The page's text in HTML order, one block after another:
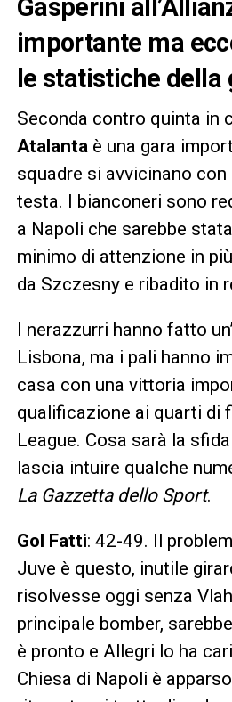
Gasperini
importante ma
le statistiche della
Seconda contro quinta in
Atalanta è una gara
squadre si avvicinano con
testa. I bianconeri sono
a Napoli che sarebbe
minimo di attenzione in
da Szczesny e ribadito in
I nerazzurri hanno fatto
Lisbona, ma i pali hanno
casa con una vittoria
qualificazione ai quarti di
League. Cosa sarà la
lascia intuire qualche
La Gazzetta dello Sport.
Gol Fatti: 42-49. Il
Juve è questo, inutile
risolvesse oggi senza
principale bomber,
è pronto e Allegri lo ha
Chiesa di Napoli è